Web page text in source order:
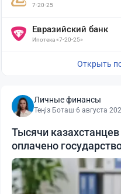
7-20-25
Евразийский банк
Ипотека «7-20-25»
Открыть
Личные финансы
Теңіз Боташ·6 августа
Тысячи
оплачено